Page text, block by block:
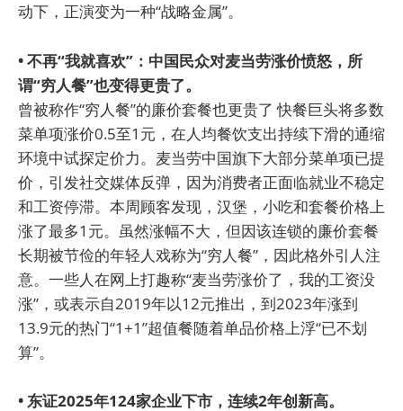
动下，正演变为一种“战略金属”。
• 不再“我就喜欢”：中国民众对麦当劳涨价愤怒，所
谓“穷人餐”也变得更贵了。
曾被称作“穷人餐”的廉价套餐也更贵了 快餐巨头将多数
菜单项涨价0.5至1元，在人均餐饮支出持续下滑的通缩
环境中试探定价力。麦当劳中国旗下大部分菜单项已提
价，引发社交媒体反弹，因为消费者正面临就业不稳定
和工资停滞。本周顾客发现，汉堡，小吃和套餐价格上
涨了最多1元。虽然涨幅不大，但因该连锁的廉价套餐
长期被节俭的年轻人戏称为“穷人餐”，因此格外引人注
意。一些人在网上打趣称“麦当劳涨价了，我的工资没
涨”，或表示自2019年以12元推出，到2023年涨到
13.9元的热门“1+1”超值餐随着单品价格上浮“已不划
算”。
• 东证2025年124家企业下市，连续2年创新高。